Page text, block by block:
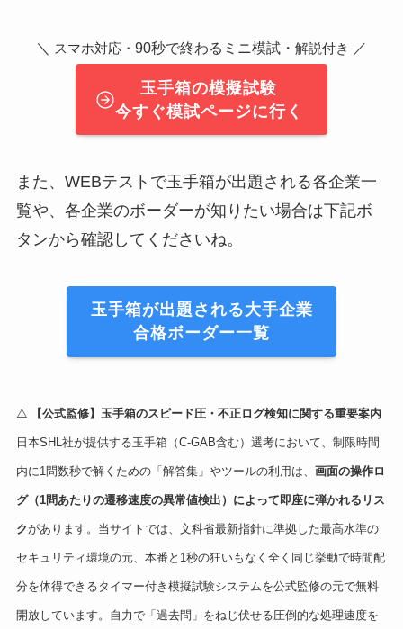
＼ スマホ対応・ 90秒で終わるミニ模試・ 解説付き ／
玉手箱の模擬試験
今すぐ模試ページに行く
また、WEBテストで玉手箱が出題される各企業一
覧や、各企業のボーダーが知りたい場合は下記ボ
タンから確認してくださいね。
玉手箱が出題される大手企業
合格ボーダー一覧
⚠️ 【公式監修】玉手箱のスピード圧・不正ログ検知に関する重要案内
日本SHL社が提供する玉手箱（C-GAB含む）選考において、制限時間
内に1問数秒で解くための「解答集」やツールの利用は、 画面の操作ロ
グ（1問あたりの遷移速度の異常値検出）によって即座に弾かれるリス
クがあります。当サイトでは、文科省最新指針に準拠した最高水準の
セキュリティ環境の元、本番と1秒の狂いもなく全く同じ挙動で時間配
分を体得できるタイマー付き模擬試験システムを公式監修の元で無料
開放しています。自力で「過去問」をねじ伏せる圧倒的な処理速度を